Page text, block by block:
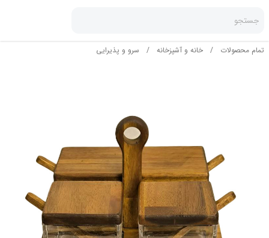
جستجو
تمام محصولات / خانه و آشپزخانه / سرو و پذیرایی